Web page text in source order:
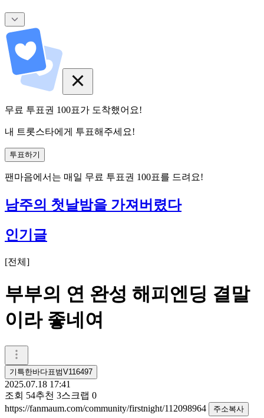
무료 투표권 100표가 도착했어요!
내 트롯스타에게 투표해주세요!
투표하기
팬마음에서는 매일 무료 투표권 100표를 드려요!
남주의 첫날밤을 가져버렸다
인기글
[전체 ]
부부의 연 완성 해피엔딩 결말
이라 좋네여
기특한바다표범V116497
2025.07.18 17:41
조회 54추천 3스크랩 0
https://fanmaum.com/community/firstnight/112098964
주소복사